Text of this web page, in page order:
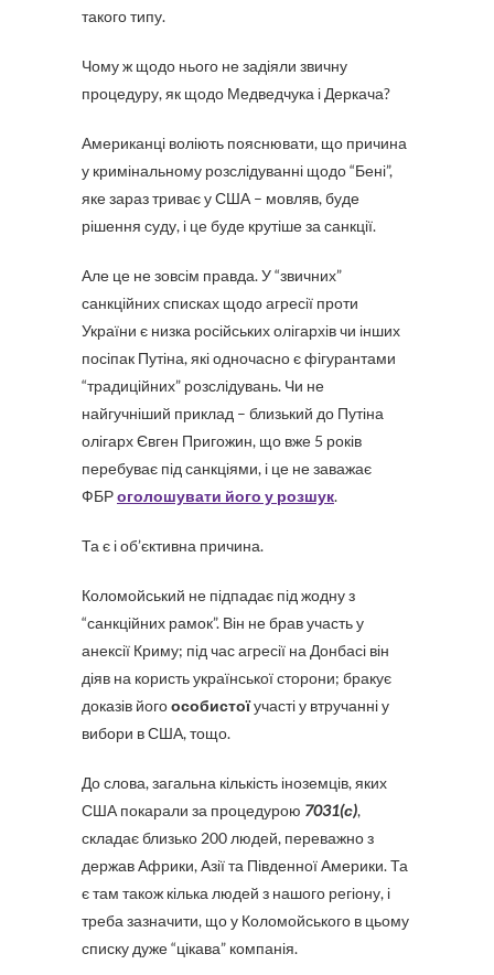
такого типу.
Чому ж щодо нього не задіяли звичну
процедуру, як щодо Медведчука і Деркача?
Американці воліють пояснювати, що причина
у кримінальному розслідуванні щодо “Бені”,
яке зараз триває у США – мовляв, буде
рішення суду, і це буде крутіше за санкції.
Але це не зовсім правда. У “звичних”
санкційних списках щодо агресії проти
України є низка російських олігархів чи інших
посіпак Путіна, які одночасно є фігурантами
“традиційних” розслідувань. Чи не
найгучніший приклад – близький до Путіна
олігарх Євген Пригожин, що вже 5 років
перебуває під санкціями, і це не заважає
ФБРоголошувати його у розшук.
Та є і об’єктивна причина.
Коломойський не підпадає під жодну з
“санкційних рамок”. Він не брав участь у
анексії Криму; під час агресії на Донбасі він
діяв на користь української сторони; бракує
доказів йогоособистоїучасті у втручанні у
вибори в США, тощо.
До слова, загальна кількість іноземців, яких
США покарали за процедурою 7031(с),
складає близько 200 людей, переважно з
держав Африки, Азії та Південної Америки. Та
є там також кілька людей з нашого регіону, і
треба зазначити, що у Коломойського в цьому
списку дуже “цікава” компанія.